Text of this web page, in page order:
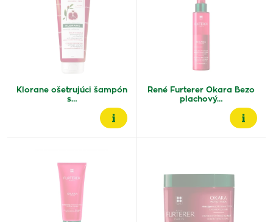
Klorane ošetrujúci šampón
s…
René Furterer Okara Bezo
plachový…